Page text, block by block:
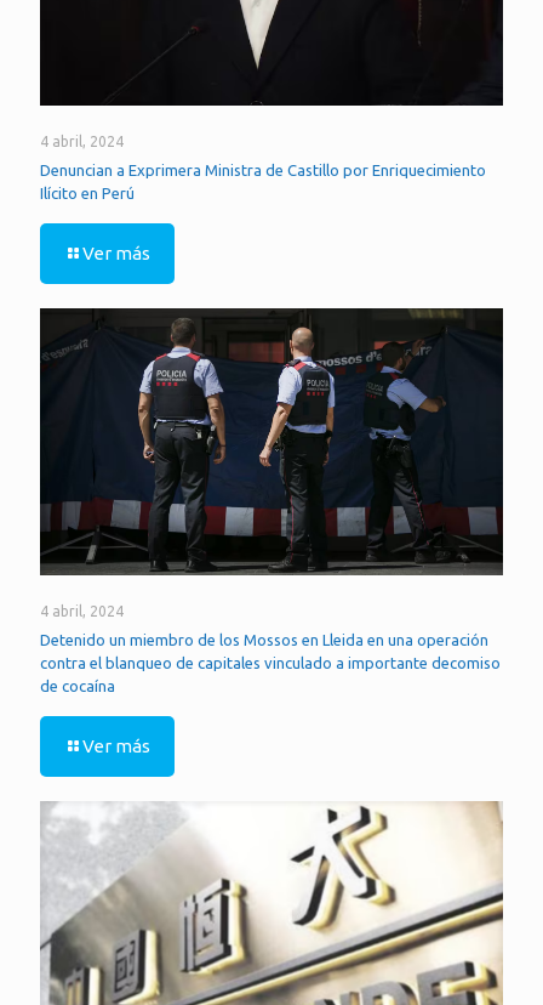
4 abril, 2024
Denuncian a Exprimera Ministra de Castillo por Enriquecimiento
Ilícito en Perú
Ver más
4 abril, 2024
Detenido un miembro de los Mossos en Lleida en una operación
contra el blanqueo de capitales vinculado a importante decomiso
de cocaína
Ver más